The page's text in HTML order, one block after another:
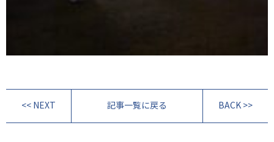
<< NEXT 記事一覧に戻る BACK >>